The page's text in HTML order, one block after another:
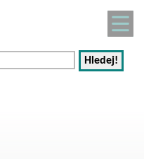
Hledej!